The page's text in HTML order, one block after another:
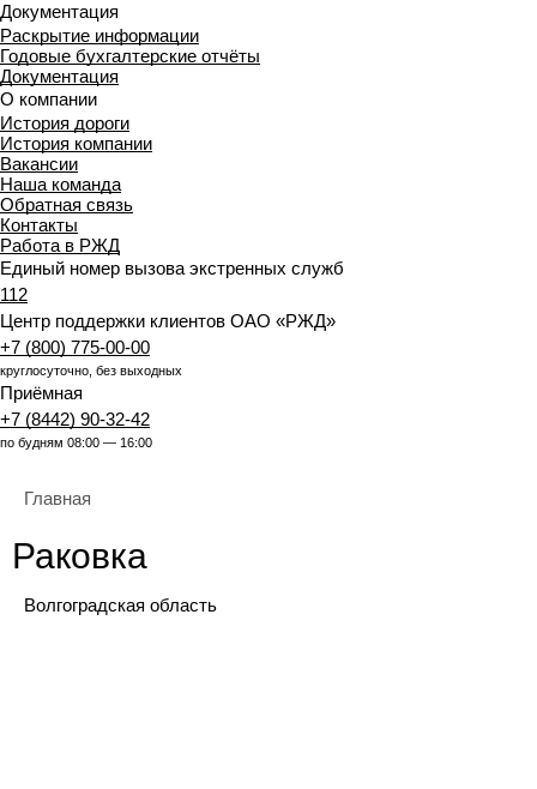
Документация
Раскрытие информации
Годовые бухгалтерские отчёты
Документация
О компании
История дороги
История компании
Вакансии
Наша команда
Обратная связь
Контакты
Работа в РЖД
Единый номер вызова экстренных служб
112
Центр поддержки клиентов ОАО «РЖД»
+7 (800) 775-00-00
круглосуточно, без выходных
Приёмная
+7 (8442) 90-32-42
по будням 08:00 — 16:00
Главная
Раковка
Волгоградская область